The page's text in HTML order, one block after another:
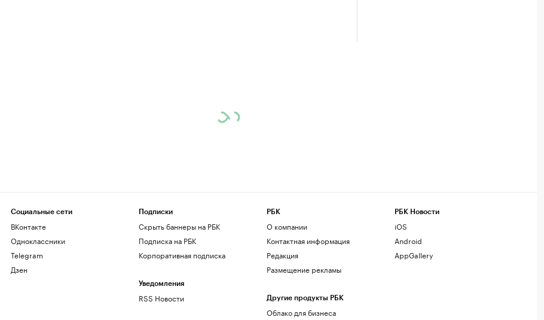
Социальные сети
ВКонтакте
Одноклассники
Telegram
Дзен
Подписки
Скрыть баннеры на РБК
Подписка на РБК
Корпоративная подписка
Уведомления
RSS Новости
РБК
О компании
Контактная информация
Редакция
Размещение рекламы
Другие продукты РБК
Облако для бизнеса
РБК Новости
iOS
Android
AppGallery